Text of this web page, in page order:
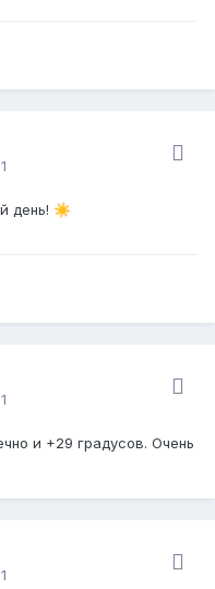
день! ☀️
и +29 градусов. Очень